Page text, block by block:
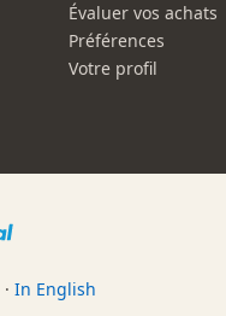
Évaluer vos achats
Préférences
Votre profil
· In English